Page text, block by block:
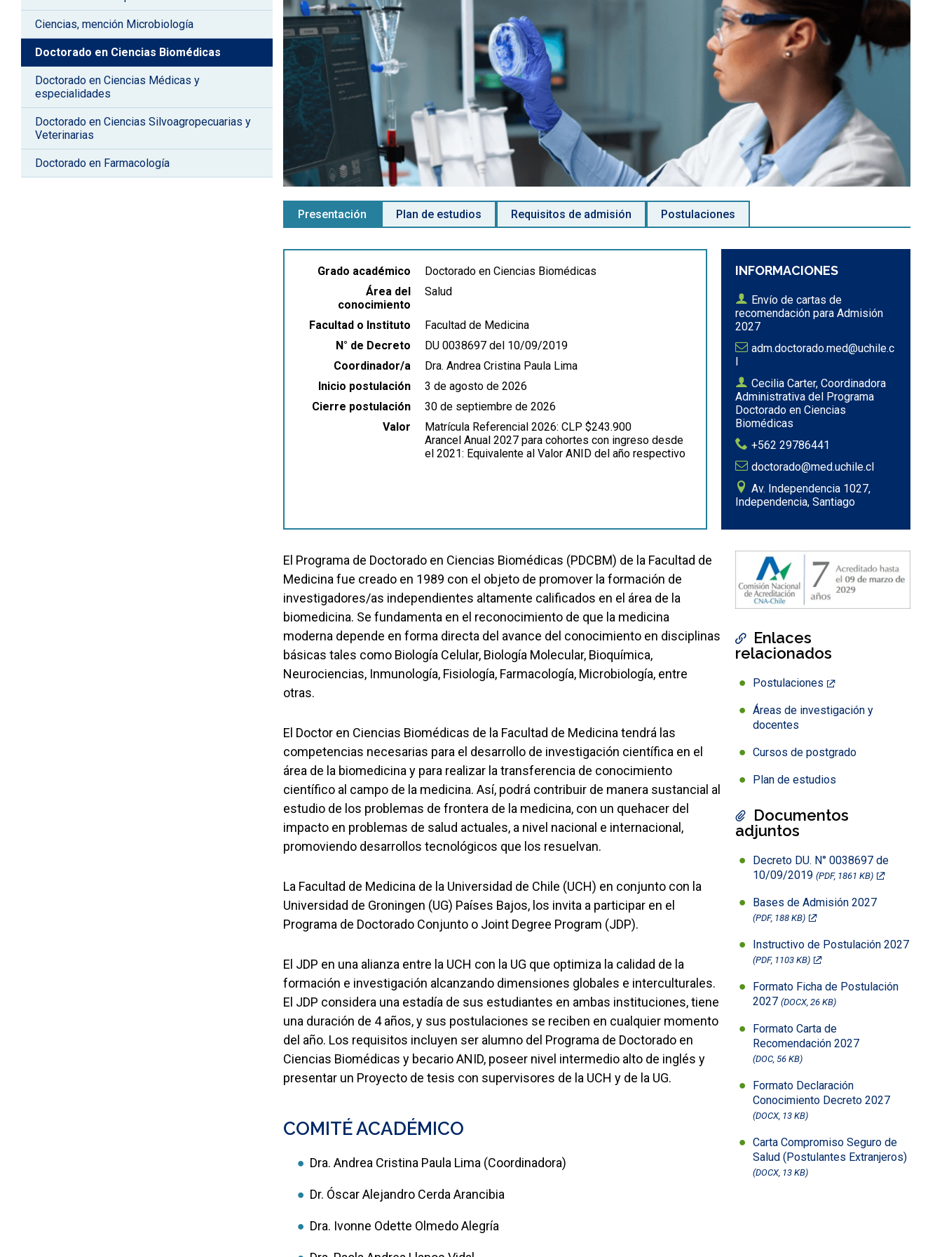
Ciencias, mención Microbiología
Doctorado en Ciencias Biomédicas
Doctorado en Ciencias Médicas y
especialidades
Doctorado en Ciencias Silvoagropecuarias y
Veterinarias
Doctorado en Farmacología
Presentación Plan de estudios Requisitos de admisión Postulaciones
INFORMACIONES
Envío de cartas de
recomendación para Admisión
2027
adm.doctorado.med@uchile.c
l
Cecilia Carter, Coordinadora
Administrativa del Programa
Doctorado en Ciencias
Biomédicas
+562 29786441
doctorado@med.uchile.cl
Av. Independencia 1027,
Independencia, Santiago
Grado académico
Doctorado en Ciencias Biomédicas
Área del
conocimiento
Salud
Facultad o Instituto
Facultad de Medicina
N° de Decreto
DU 0038697 del 10/09/2019
Coordinador/a
Dra. Andrea Cristina Paula Lima
Inicio postulación
3 de agosto de 2026
Cierre postulación
30 de septiembre de 2026
Valor
Matrícula Referencial 2026: CLP $243.900
Arancel Anual 2027 para cohortes con ingreso desde
el 2021: Equivalente al Valor ANID del año respectivo
Enlaces
relacionados
Postulaciones
Áreas de investigación y
docentes
Cursos de postgrado
Plan de estudios
Documentos
adjuntos
Decreto DU. N° 0038697 de
10/09/2019 (PDF, 1861 KB)
Bases de Admisión 2027
(PDF, 188 KB)
Instructivo de Postulación 2027
(PDF, 1103 KB)
Formato Ficha de Postulación
2027 (DOCX, 26 KB)
Formato Carta de
Recomendación 2027
(DOC, 56 KB)
Formato Declaración
Conocimiento Decreto 2027
(DOCX, 13 KB)
Carta Compromiso Seguro de
Salud (Postulantes Extranjeros)
(DOCX, 13 KB)
El Programa de Doctorado en Ciencias Biomédicas (PDCBM) de la Facultad de
Medicina fue creado en 1989 con el objeto de promover la formación de
investigadores/as independientes altamente calificados en el área de la
biomedicina. Se fundamenta en el reconocimiento de que la medicina
moderna depende en forma directa del avance del conocimiento en disciplinas
básicas tales como Biología Celular, Biología Molecular, Bioquímica,
Neurociencias, Inmunología, Fisiología, Farmacología, Microbiología, entre
otras.
El Doctor en Ciencias Biomédicas de la Facultad de Medicina tendrá las
competencias necesarias para el desarrollo de investigación científica en el
área de la biomedicina y para realizar la transferencia de conocimiento
científico al campo de la medicina. Así, podrá contribuir de manera sustancial al
estudio de los problemas de frontera de la medicina, con un quehacer del
impacto en problemas de salud actuales, a nivel nacional e internacional,
promoviendo desarrollos tecnológicos que los resuelvan.
La Facultad de Medicina de la Universidad de Chile (UCH) en conjunto con la
Universidad de Groningen (UG) Países Bajos, los invita a participar en el
Programa de Doctorado Conjunto o Joint Degree Program (JDP).
El JDP en una alianza entre la UCH con la UG que optimiza la calidad de la
formación e investigación alcanzando dimensiones globales e interculturales.
El JDP considera una estadía de sus estudiantes en ambas instituciones, tiene
una duración de 4 años, y sus postulaciones se reciben en cualquier momento
del año. Los requisitos incluyen ser alumno del Programa de Doctorado en
Ciencias Biomédicas y becario ANID, poseer nivel intermedio alto de inglés y
presentar un Proyecto de tesis con supervisores de la UCH y de la UG.
COMITÉ ACADÉMICO
Dra. Andrea Cristina Paula Lima (Coordinadora)
Dr. Óscar Alejandro Cerda Arancibia
Dra. Ivonne Odette Olmedo Alegría